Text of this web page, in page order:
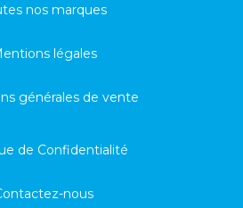
nos marques
légales
générales de vente
de Confidentialité
nous